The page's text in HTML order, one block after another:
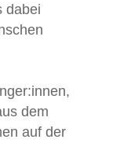
dabei
dem
auf der